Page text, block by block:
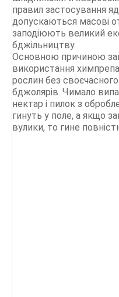
правил застосування
допускаються масові
заподіюють великий
бджільництву.
Основною причиною
використання
рослин без
бджолярів. Чимало
нектар і пилок з
гинуть у поле, а якщо
вулики, то гине